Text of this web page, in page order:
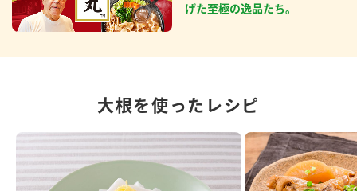
げた至極の逸品たち。
大根を使ったレシピ